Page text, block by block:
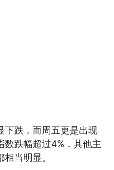
下跌，而周五更是出现
数跌幅超过4%，其他主
当明显。